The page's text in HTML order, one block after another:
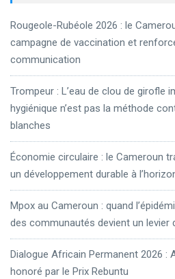
Rougeole-Rubéole 2026 : le
campagne de vaccination et
communication
Trompeur : L’eau de clou de girofle
hygiénique n’est pas la méthode
blanches
Économie circulaire : le Cameroun
un développement durable à
Mpox au Cameroun : quand
des communautés devient un levier
Dialogue Africain Permanent 2026 :
honoré par le Prix Rebuntu